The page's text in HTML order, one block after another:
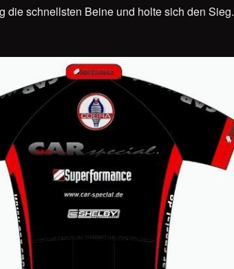
die schnellsten Beine und holte sich den Sieg.